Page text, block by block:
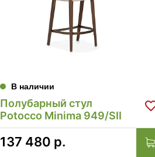
В наличии
Полубарный стул
Potocco Minima 949/SII
137 480 р.